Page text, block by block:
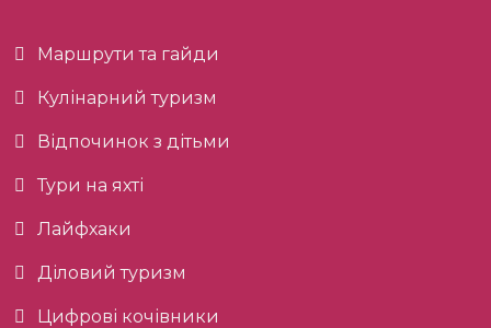
Маршрути та гайди
Кулінарний туризм
Відпочинок з дітьми
Тури на яхті
Лайфхаки
Діловий туризм
Цифрові кочівники